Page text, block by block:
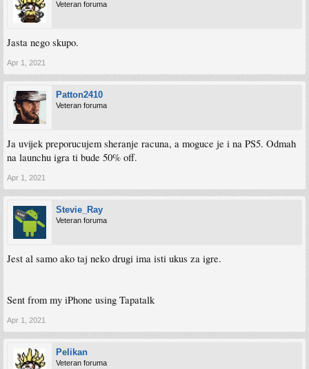
Veteran foruma
Jasta nego skupo.
Apr 1, 2021
Patton2410
Veteran foruma
Ja uvijek preporucujem sheranje racuna, a moguce je i na PS5. Odmah
na launchu igra ti bude 50% off.
Apr 1, 2021
Stevie_Ray
Veteran foruma
Jest al samo ako taj neko drugi ima isti ukus za igre.
Sent from my iPhone using Tapatalk
Apr 1, 2021
Pelikan
Veteran foruma